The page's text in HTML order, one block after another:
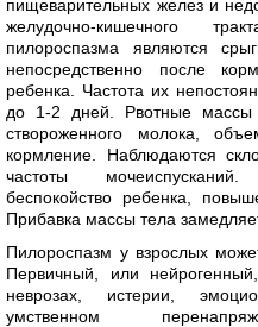
пищеварительных желез и
желудочно-кишечного
пилороспазма являются
непосредственно после
ребенка. Частота их
до 1-2 дней. Рвотные массы
створоженного молока,
кормление. Наблюдаются
частоты
беспокойство ребенка,
Прибавка массы тела
Пилороспазм у взрослых
Первичный, или
неврозах, истерии,
умственном